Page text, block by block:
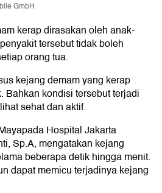
GmbH
kerap dirasakan oleh anak-
tersebut tidak boleh
orang tua.
kejang demam yang kerap
Bahkan kondisi tersebut terjadi
sehat dan aktif.
Hospital Jakarta
Sp.A, mengatakan kejang
beberapa detik hingga menit.
dapat memicu terjadinya kejang